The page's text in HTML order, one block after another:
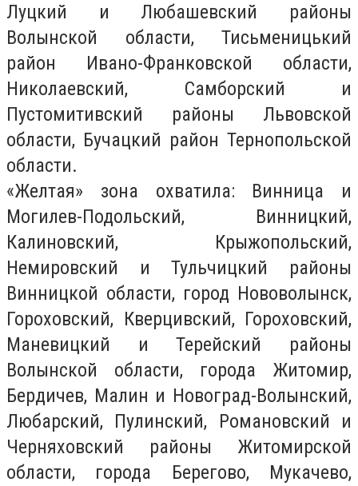
Луцкий и Любашевский районы
Волынской области, Тисьменицький
район Ивано-Франковской области,
Николаевский, Самборский и
Пустомитивский районы Львовской
области, Бучацкий район Тернопольской
области.
«Желтая» зона охватила: Винница и
Могилев-Подольский, Винницкий,
Калиновский, Крыжопольский,
Немировский и Тульчицкий районы
Винницкой области, город Нововолынск,
Гороховский, Кверцивский, Гороховский,
Маневицкий и Терейский районы
Волынской области, города Житомир,
Бердичев, Малин и Новоград-Волынский,
Любарский, Пулинский, Романовский и
Черняховский районы Житомирской
области, города Берегово, Мукачево,